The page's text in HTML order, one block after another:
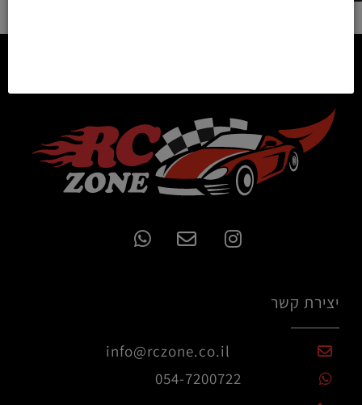
יצירת קשר
info@rczone.co.il
054-7200722